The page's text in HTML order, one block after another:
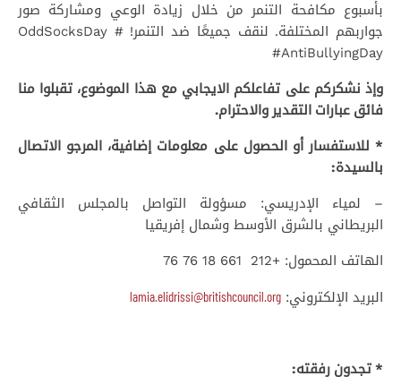
بأسبوع مكافحة التنمر من خلال زيادة الوعي ومشاركة صور
جواربهم المختلفة. لنقف جميعًا ضد التنمر! OddSocksDay #
AntiBullyingDay#
وإذ نشكركم على تفاعلكم الايجابي مع هذا الموضوع، تقبلوا منا
فائق عبارات التقدير والاحترام.
* للاستفسار أو الحصول على معلومات إضافية، المرجو الاتصال
بالسيدة:
– لمياء الإدريسي: مسؤولة التواصل بالمجلس الثقافي
البريطاني بالشرق الأوسط وشمال إفريقيا
الهاتف المحمول: +212 661 18 76 76
البريد الإلكتروني: lamia.elidrissi@britishcouncil.org
* تجدون رفقته: